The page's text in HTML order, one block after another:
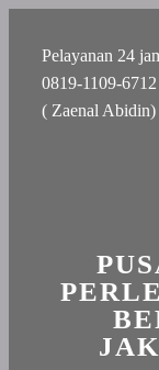
Pelayanan 24
0819-1109-6712
( Zaenal Abidin)